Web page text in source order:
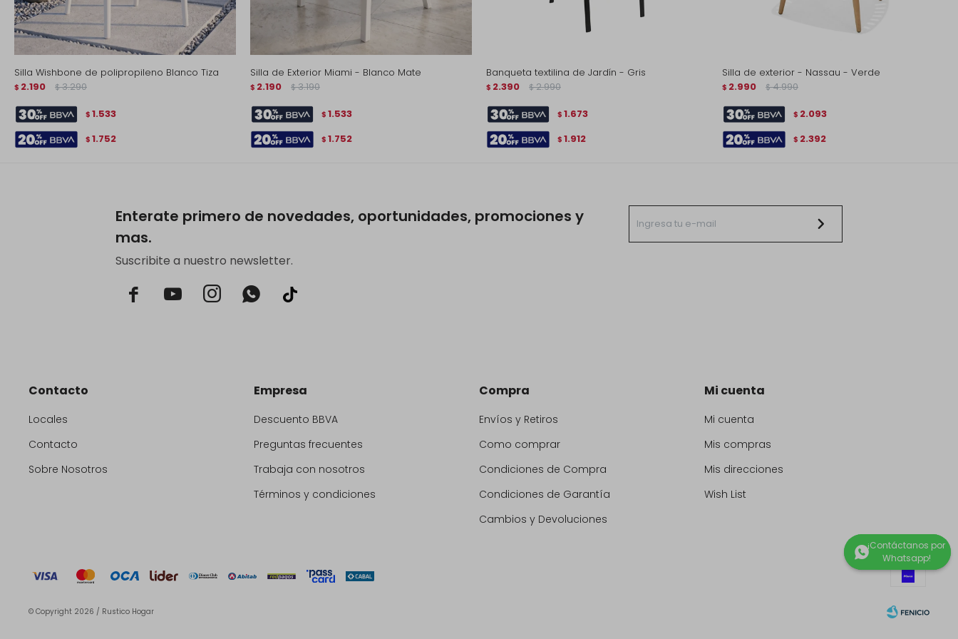
Silla Wishbone de polipropileno Blanco Tiza
$ 2.190 $ 3.290
$ 1.533
$ 1.752
Silla de Exterior Miami - Blanco Mate
$ 2.190 $ 3.190
$ 1.533
$ 1.752
Banqueta textilina de Jardín - Gris
$ 2.390 $ 2.990
$ 1.673
$ 1.912
Silla de exterior - Nassau - Verde
$ 2.990 $ 4.990
$ 2.093
$ 2.392
Enterate primero de novedades, oportunidades, promociones y
mas.
Suscribite a nuestro newsletter.
  
Contacto
Locales
Contacto
Sobre Nosotros
Empresa
Descuento BBVA
Preguntas frecuentes
Trabaja con nosotros
Términos y condiciones
Compra
Envíos y Retiros
Como comprar
Condiciones de Compra
Condiciones de Garantía
Cambios y Devoluciones
Mi cuenta
Mi cuenta
Mis compras
Mis direcciones
Wish List
© Copyright 2026 / Rustico Hogar